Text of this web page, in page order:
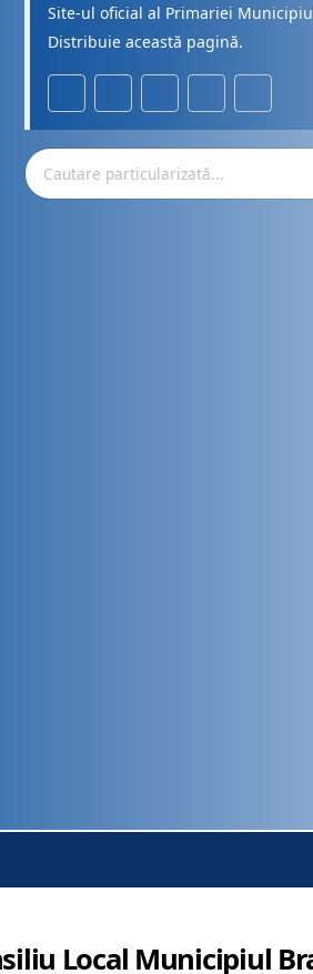
Site-ul oficial al Primariei
Distribuie această pagină.
Local Municipiul